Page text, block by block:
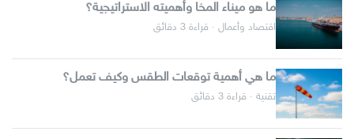
ما هو ميناء المخا وأهميته الاستراتيجية؟
اقتصاد وأعمال · قراءة 3 دقائق
ما هي أهمية توقعات الطقس وكيف تعمل؟
تقنية · قراءة 3 دقائق